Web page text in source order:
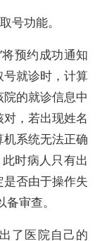
号功能。
预约成功通知
就诊时，计算
的就诊信息中
，若出现姓名
系统无法正确
时病人只有出
否由于操作失
审查。
了医院自己的